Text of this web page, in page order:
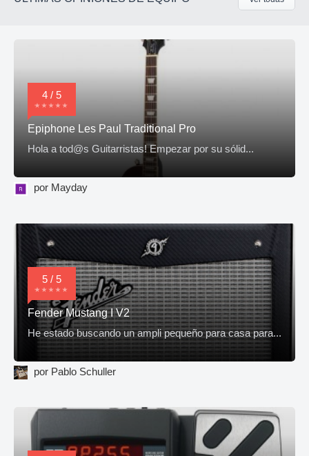
4 / 5
Epiphone Les Paul Traditional Pro
Hola a tod@s Guitarristas! Empezar por su sólid...
por Mayday
5 / 5
Fender Mustang I V2
He estado buscando un ampli pequeño para casa para...
por Pablo Schuller